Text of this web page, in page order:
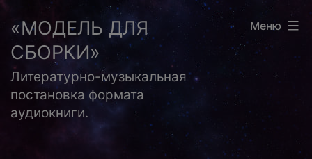
Перейти
содержимому
«МОДЕЛЬ ДЛЯ
СБОРКИ»
Литературно-музыкальная
постановка формата
аудиокниги.
Меню